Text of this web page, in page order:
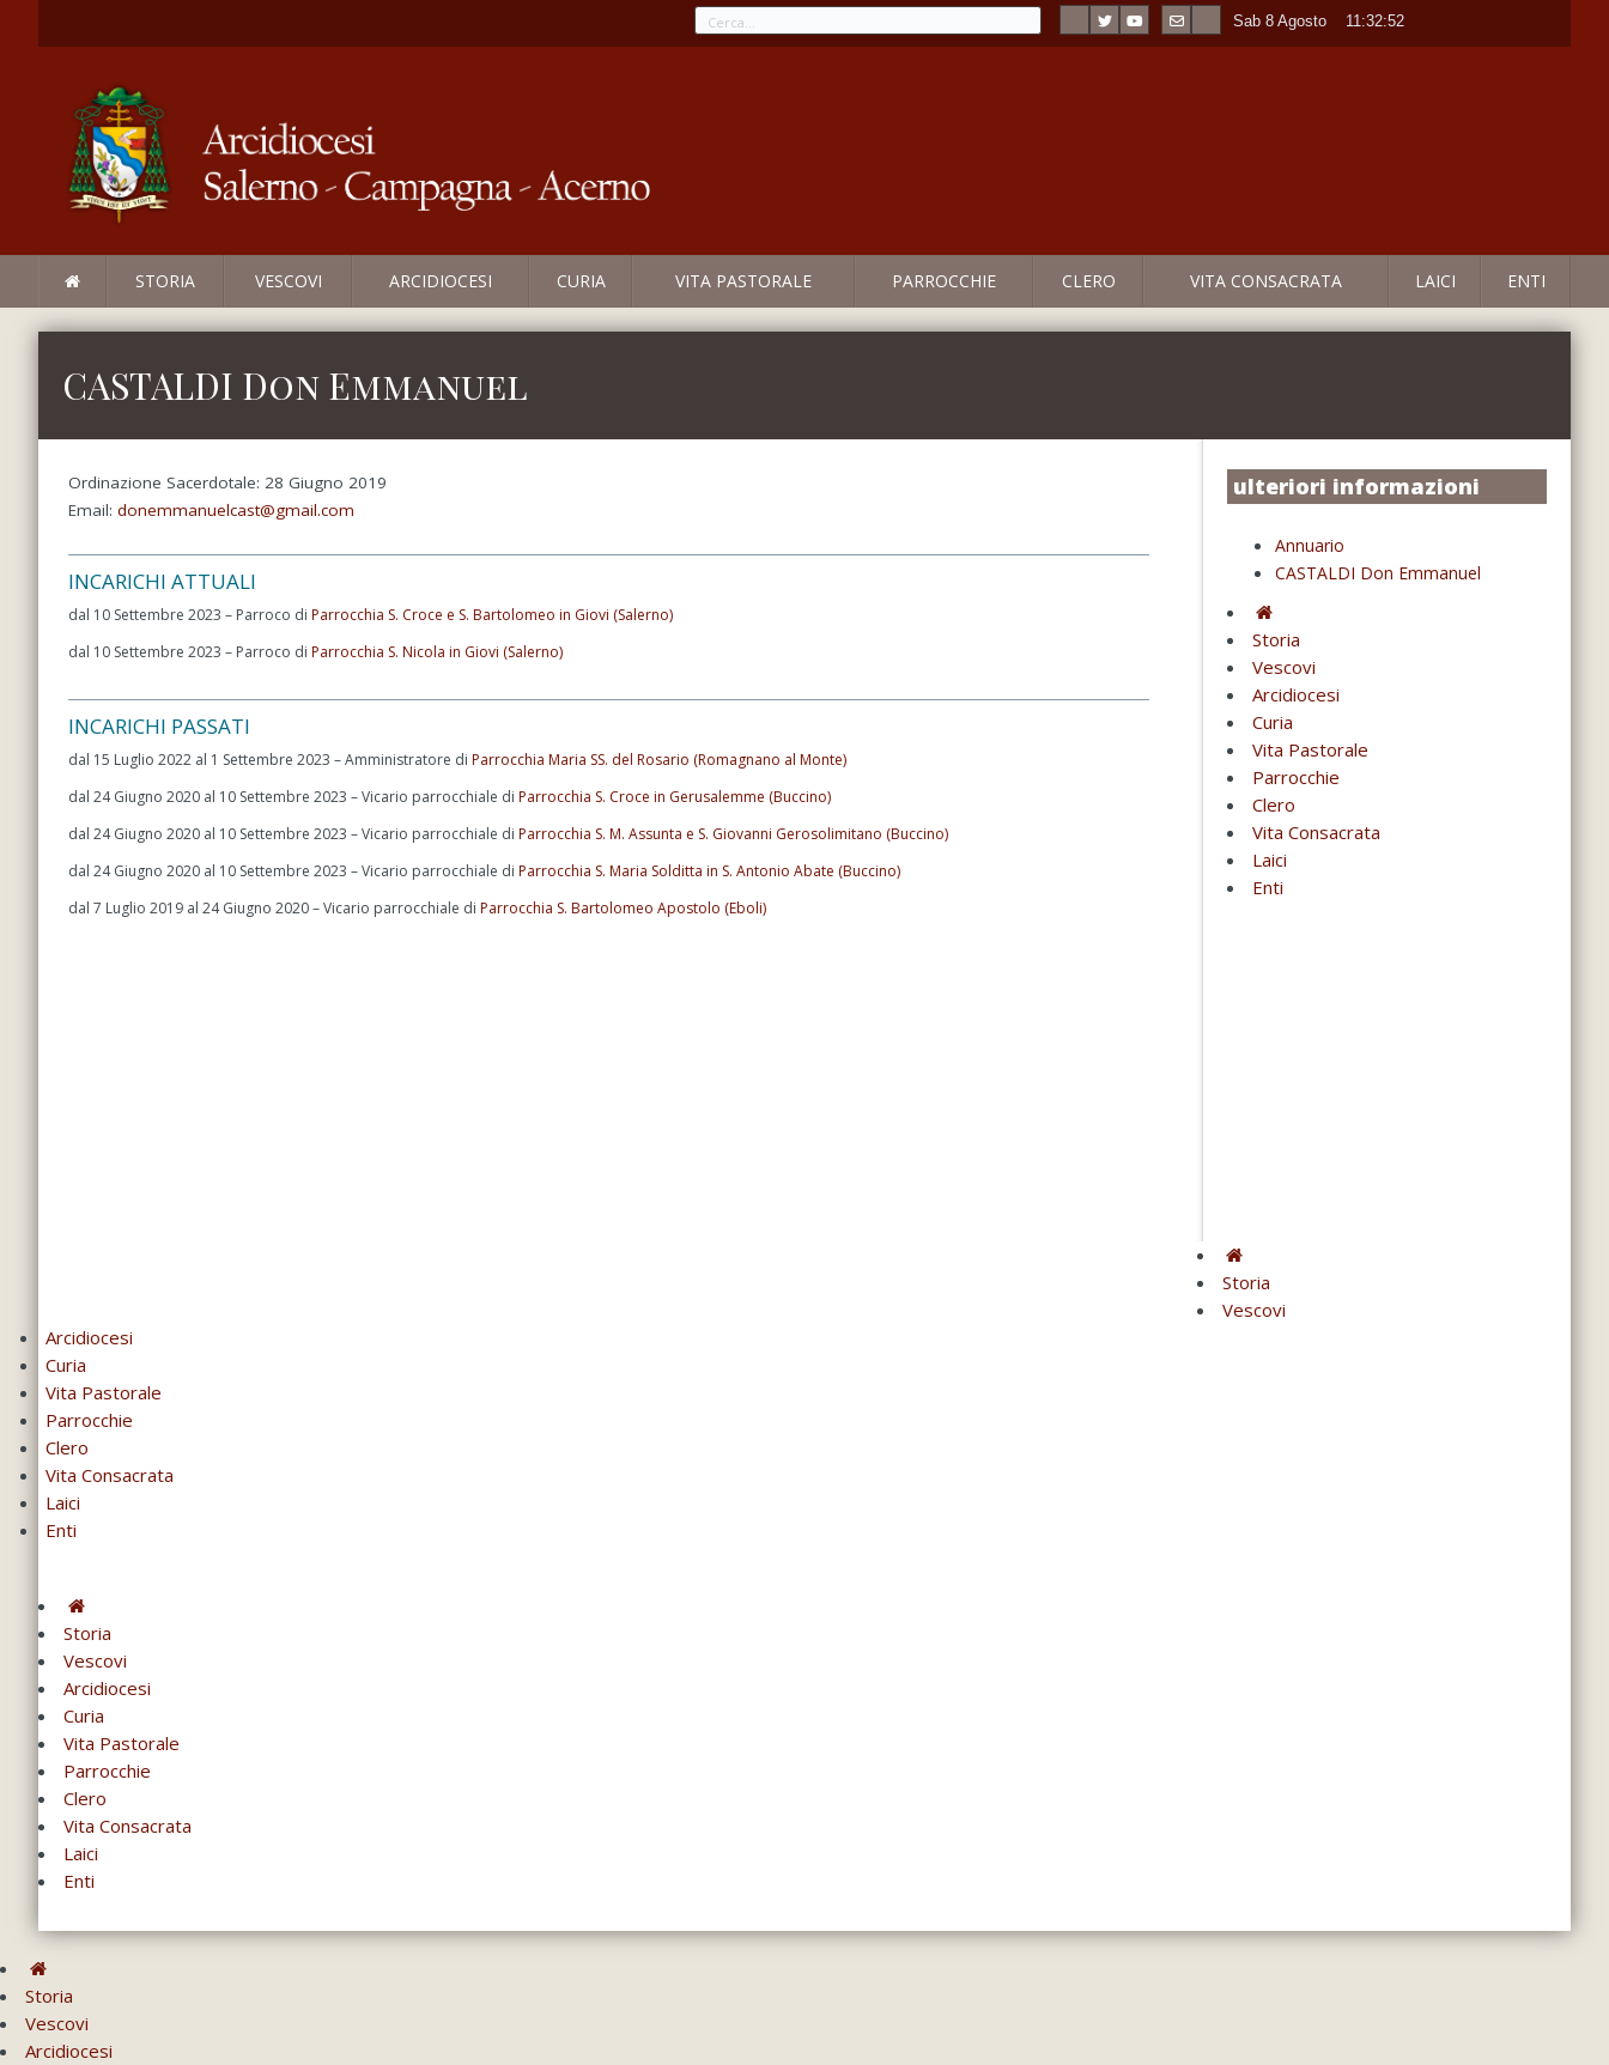
Sab 8 Agosto 11:32:53
STORIA VESCOVI ARCIDIOCESI CURIA VITA PASTORALE PARROCCHIE CLERO VITA CONSACRATA LAICI ENTI
CASTALDI Don Emmanuel
Ordinazione Sacerdotale: 28 Giugno 2019
Email: donemmanuelcast@gmail.com
INCARICHI ATTUALI
dal 10 Settembre 2023 – Parroco di Parrocchia S. Croce e S. Bartolomeo in Giovi (Salerno)
dal 10 Settembre 2023 – Parroco di Parrocchia S. Nicola in Giovi (Salerno)
INCARICHI PASSATI
dal 15 Luglio 2022 al 1 Settembre 2023 – Amministratore di Parrocchia Maria SS. del Rosario (Romagnano al Monte)
dal 24 Giugno 2020 al 10 Settembre 2023 – Vicario parrocchiale di Parrocchia S. Croce in Gerusalemme (Buccino)
dal 24 Giugno 2020 al 10 Settembre 2023 – Vicario parrocchiale di Parrocchia S. M. Assunta e S. Giovanni Gerosolimitano (Buccino)
dal 24 Giugno 2020 al 10 Settembre 2023 – Vicario parrocchiale di Parrocchia S. Maria Solditta in S. Antonio Abate (Buccino)
dal 7 Luglio 2019 al 24 Giugno 2020 – Vicario parrocchiale di Parrocchia S. Bartolomeo Apostolo (Eboli)
ulteriori informazioni
Annuario
CASTALDI Don Emmanuel
Storia
Vescovi
Arcidiocesi
Curia
Vita Pastorale
Parrocchie
Clero
Vita Consacrata
Laici
Enti
Storia
Vescovi
Arcidiocesi
Curia
Vita Pastorale
Parrocchie
Clero
Vita Consacrata
Laici
Enti
Storia
Vescovi
Arcidiocesi
Curia
Vita Pastorale
Parrocchie
Clero
Vita Consacrata
Laici
Enti
Storia
Vescovi
Arcidiocesi